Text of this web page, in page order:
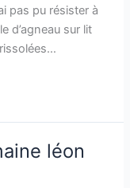
pas pu résister à
d’agneau sur lit
léon